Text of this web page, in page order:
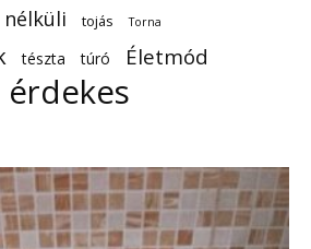
tojás Torna
tészta túró Életmód
érdekes